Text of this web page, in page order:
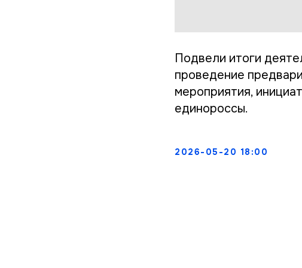
Подвели итоги
проведение
мероприятия,
единороссы.
2026-05-20 18:00